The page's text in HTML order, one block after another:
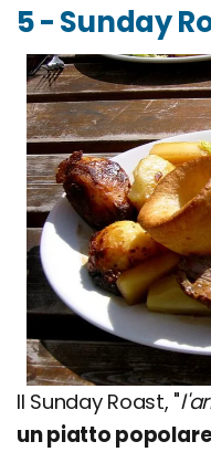
5 - Sunday
Il Sunday Roast, "
un piatto